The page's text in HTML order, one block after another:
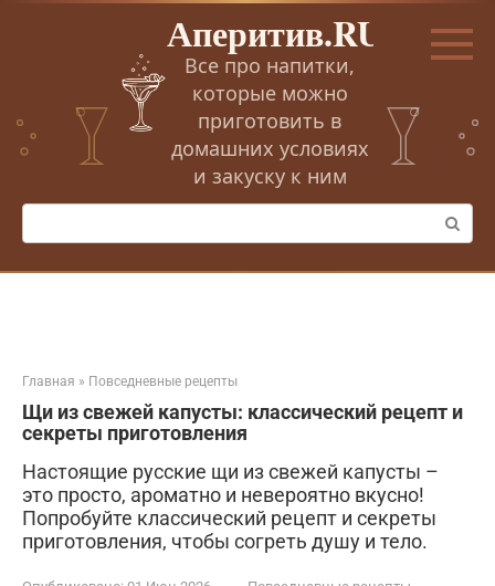
Перейти
Аперитив.RU
Все про напитки,
которые можно
приготовить в
домашних условиях
и закуску к ним
Поиск:
Главная » Повседневные рецепты
Щи из свежей капусты: классический рецепт и
секреты приготовления
Настоящие русские щи из свежей капусты –
это просто, ароматно и невероятно вкусно!
Попробуйте классический рецепт и секреты
приготовления, чтобы согреть душу и тело.